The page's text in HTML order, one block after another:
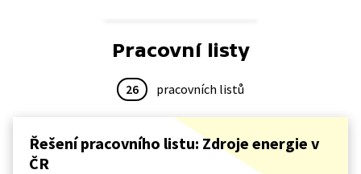
Pracovní listy
26 pracovních listů
Řešení pracovního listu: Zdroje energie v
ČR